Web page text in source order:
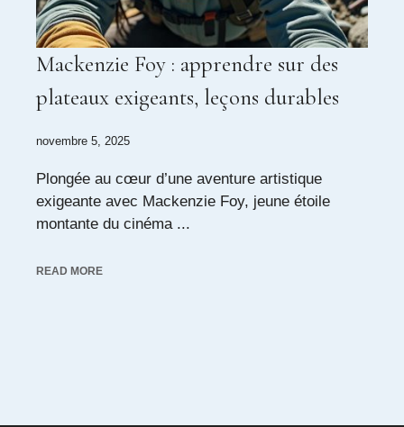
Mackenzie Foy : apprendre sur des
plateaux exigeants, leçons durables
novembre 5, 2025
Plongée au cœur d’une aventure artistique
exigeante avec Mackenzie Foy, jeune étoile
montante du cinéma ...
READ MORE